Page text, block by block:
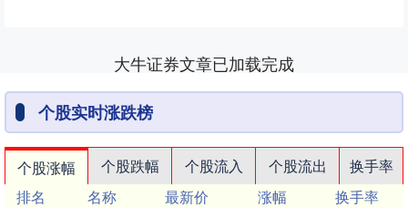
大牛证券文章已加载完成
个股实时涨跌榜
个股涨幅 个股跌幅 个股流入 个股流出
换手率
排名
名称 最新价 涨幅
换手率